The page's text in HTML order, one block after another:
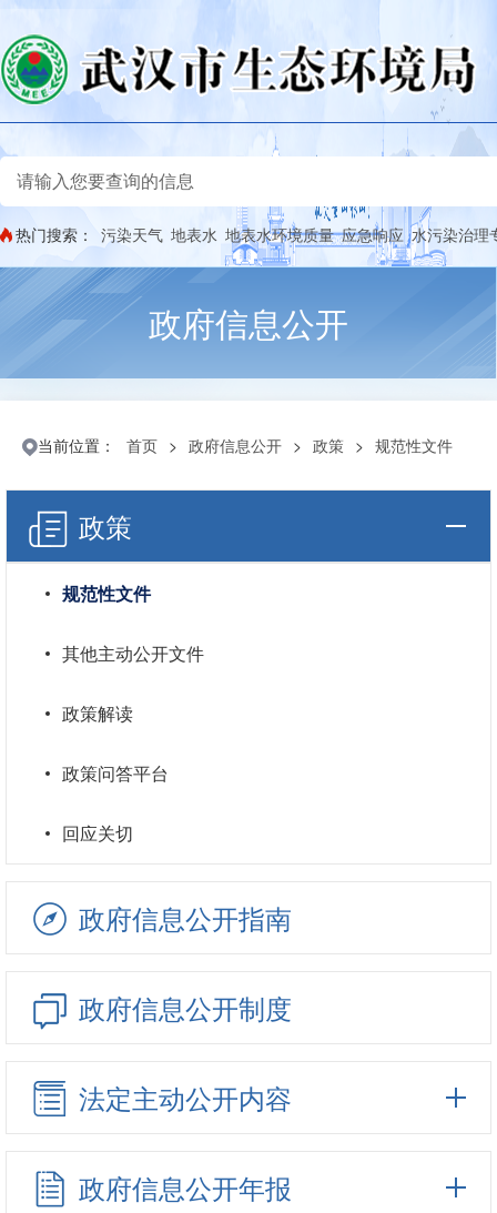
热门搜索： 污染天气 地表水 地表水环境质量 应急响应 水污染治理
政府信息公开
当前位置： 首页 > 政府信息公开 > 政策 > 规范性文件
政策
规范性文件
其他主动公开文件
政策解读
政策问答平台
回应关切
政府信息公开指南
政府信息公开制度
法定主动公开内容
政府信息公开年报